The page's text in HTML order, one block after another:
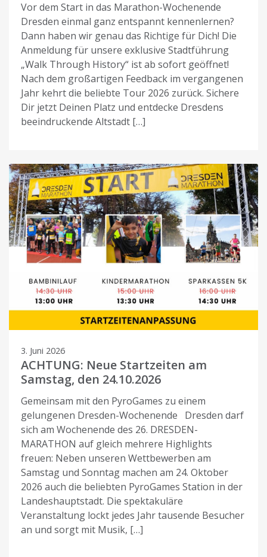
Vor dem Start in das Marathon-Wochenende
Dresden einmal ganz entspannt kennenlernen?
Dann haben wir genau das Richtige für Dich! Die
Anmeldung für unsere exklusive Stadtführung
„Walk Through History“ ist ab sofort geöffnet!
Nach dem großartigen Feedback im vergangenen
Jahr kehrt die beliebte Tour 2026 zurück. Sichere
Dir jetzt Deinen Platz und entdecke Dresdens
beeindruckende Altstadt […]
3. Juni 2026
ACHTUNG: Neue Startzeiten am
Samstag, den 24.10.2026
Gemeinsam mit den PyroGames zu einem
gelungenen Dresden-Wochenende Dresden darf
sich am Wochenende des 26. DRESDEN-
MARATHON auf gleich mehrere Highlights
freuen: Neben unseren Wettbewerben am
Samstag und Sonntag machen am 24. Oktober
2026 auch die beliebten PyroGames Station in der
Landeshauptstadt. Die spektakuläre
Veranstaltung lockt jedes Jahr tausende Besucher
an und sorgt mit Musik, […]